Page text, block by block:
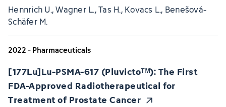
Hennrich U., Wagner L., Tas H., Kovacs L., Benešová-
Schäfer M.
2022 - Pharmaceuticals
[177Lu]Lu-PSMA-617 (Pluvictoᵀᴹ): The First
FDA-Approved Radiotherapeutical for
Treatment of Prostate Cancer